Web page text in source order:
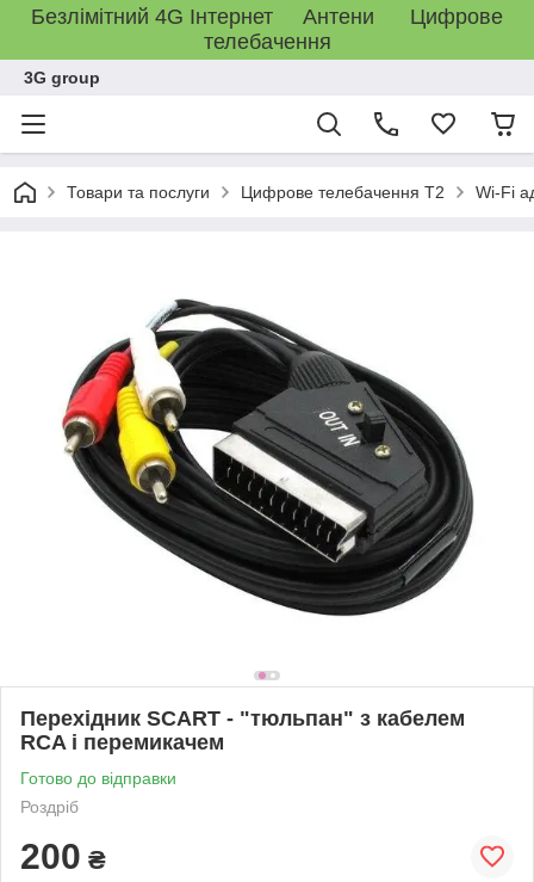
Безлімітний 4G Інтернет Антени Цифрове
телебачення
3G group
Товари та послуги Цифрове телебачення T2 Wi-Fi
Перехідник SCART - "тюльпан" з кабелем
RCA і перемикачем
Готово до відправки
Роздріб
200 ₴